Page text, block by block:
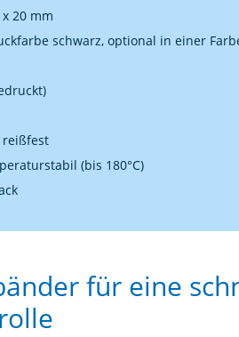
20 mm
schwarz, optional in einer
(bis 180°C)
für eine